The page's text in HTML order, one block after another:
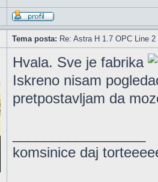
Tema posta: Re: Astra H 1.7 OPC Line 2
Hvala. Sve je fabrika
Iskreno nisam
pretpostavljam da
komsinice daj